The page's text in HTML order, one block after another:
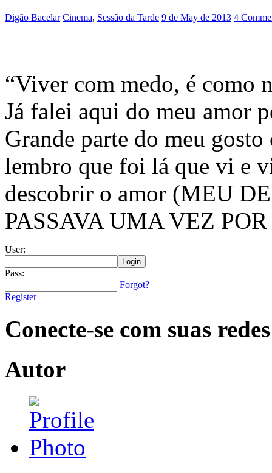
Digão Bacelar Cinema, Sessão da Tarde 9 de May de 2013 4
“Viver com medo, é como
Já falei aqui do meu amor
Grande parte do meu
lembro que foi lá que vi e
descobrir o amor (MEU
PASSAVA UMA VEZ
User:
Pass:
Forgot?
Register
Conecte-se com suas redes
Autor